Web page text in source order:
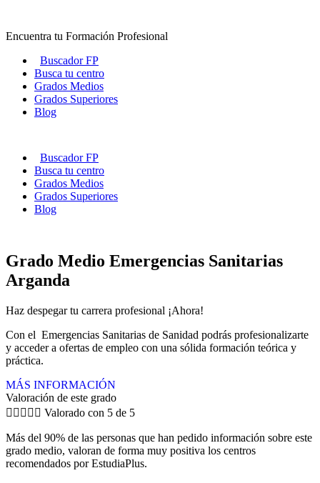
contenido
Encuentra tu Formación Profesional
Buscador FP
Busca tu centro
Grados Medios
Grados Superiores
Blog
Buscador FP
Busca tu centro
Grados Medios
Grados Superiores
Blog
Grado Medio Emergencias Sanitarias
Arganda
Haz despegar tu carrera profesional ¡Ahora!
Con el Emergencias Sanitarias de Sanidad podrás profesionalizarte
y acceder a ofertas de empleo con una sólida formación teórica y
práctica.
MÁS INFORMACIÓN
Valoración de este grado
     Valorado con 5 de 5
Más del 90% de las personas que han pedido información sobre este
grado medio, valoran de forma muy positiva los centros
recomendados por EstudiaPlus.